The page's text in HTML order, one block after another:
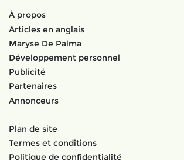
À propos
Articles en anglais
Maryse De Palma
Développement personnel
Publicité
Partenaires
Annonceurs
Plan de site
Termes et conditions
Politique de confidentialité